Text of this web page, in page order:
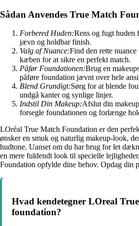
Sådan Anvendes True Match
Forbered Huden:Rens og fugt huden
jævn og holdbar finish.
Valg af Nuance:Find den rette nuance
kæben for at sikre en perfekt match.
Påfør Foundationen:Brug en
påføre foundation jævnt over hele
Blend Grundigt:Sørg for at blende
undgå kanter og synlige linjer.
Indstil Din Makeup:Afslut din
forsegle foundationen og forlænge
LOréal True Match Foundation er den
ønsker en smuk og naturlig makeup-look,
hudtone. Uanset om du har brug for let
en mere fuldendt look til specielle
Foundation opfylde dine behov. Opdag din
Hvad kendetegner LOreal
foundation?